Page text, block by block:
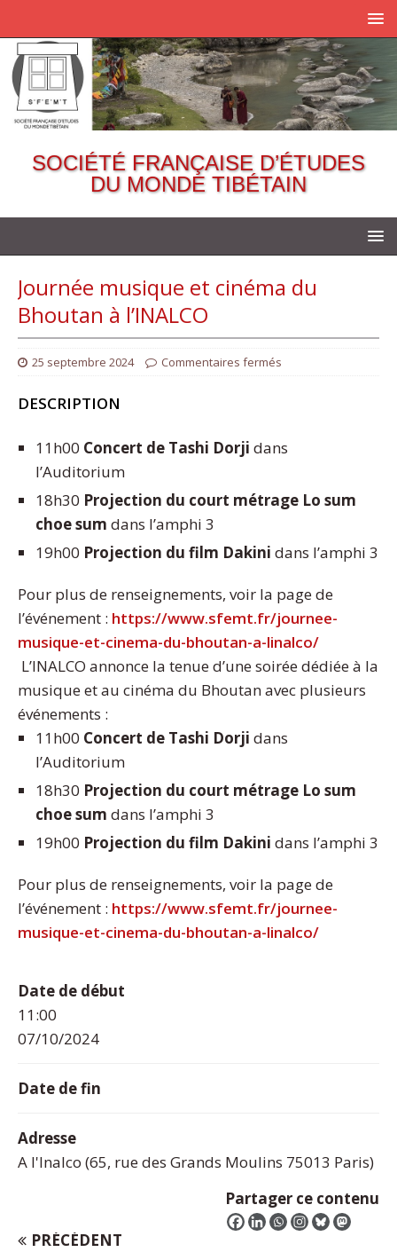
SOCIÉTÉ FRANÇAISE D’ÉTUDES
DU MONDE TIBÉTAIN
Journée musique et cinéma du
Bhoutan à l’INALCO
25 septembre 2024 Commentaires fermés
DESCRIPTION
11h00 Concert de Tashi Dorji dans
l’Auditorium
18h30 Projection du court métrage Lo sum
choe sum dans l’amphi 3
19h00 Projection du film Dakini dans l’amphi 3
Pour plus de renseignements, voir la page de
l’événement : https://www.sfemt.fr/journee-
musique-et-cinema-du-bhoutan-a-linalco/
L’INALCO annonce la tenue d’une soirée dédiée à la
musique et au cinéma du Bhoutan avec plusieurs
événements :
11h00 Concert de Tashi Dorji dans
l’Auditorium
18h30 Projection du court métrage Lo sum
choe sum dans l’amphi 3
19h00 Projection du film Dakini dans l’amphi 3
Pour plus de renseignements, voir la page de
l’événement : https://www.sfemt.fr/journee-
musique-et-cinema-du-bhoutan-a-linalco/
Date de début
11:00
07/10/2024
Date de fin
Adresse
A l'Inalco (65, rue des Grands Moulins 75013 Paris)
Partager ce contenu
PRÉCÉDENT